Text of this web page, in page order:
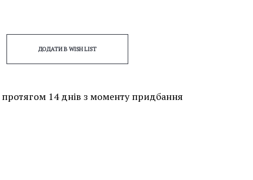
ДОДАТИ В WISH LIST
14 днів з моменту придбання